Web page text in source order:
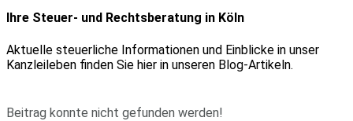
Ihre Steuer- und Rechtsberatung in Köln
Aktuelle steuerliche Informationen und Einblicke in unser
Kanzleileben finden Sie hier in unseren Blog-Artikeln.
Beitrag konnte nicht gefunden werden!